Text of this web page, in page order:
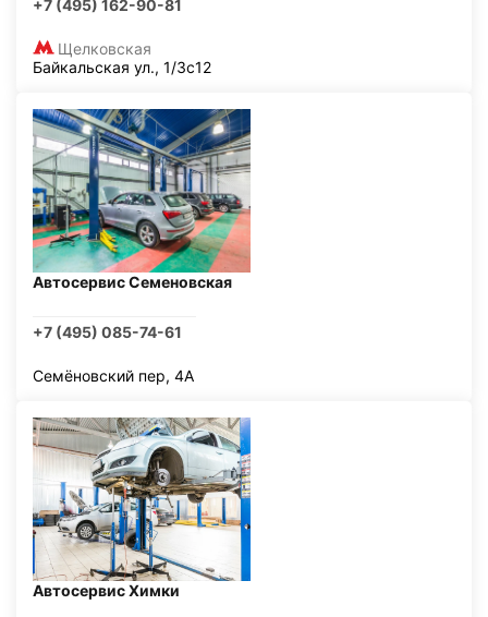
+7 (495) 162-90-81
Щелковская
Байкальская ул., 1/3с12
Автосервис Семеновская
+7 (495) 085-74-61
Семёновский пер, 4А
Автосервис Химки